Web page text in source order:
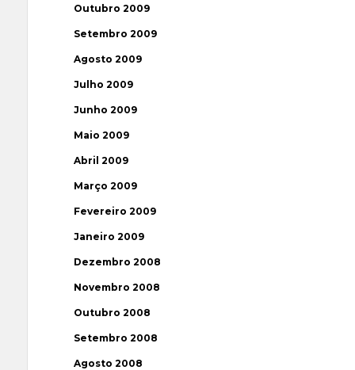
Outubro 2009
Setembro 2009
Agosto 2009
Julho 2009
Junho 2009
Maio 2009
Abril 2009
Março 2009
Fevereiro 2009
Janeiro 2009
Dezembro 2008
Novembro 2008
Outubro 2008
Setembro 2008
Agosto 2008